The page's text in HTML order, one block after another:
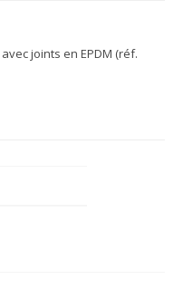
joints en EPDM (réf.